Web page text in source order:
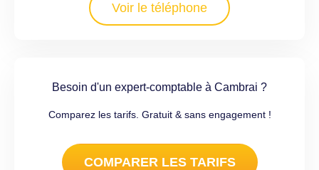
Voir le téléphone
Besoin d'un expert-comptable à Cambrai ?
Comparez les tarifs. Gratuit & sans engagement !
COMPARER LES TARIFS